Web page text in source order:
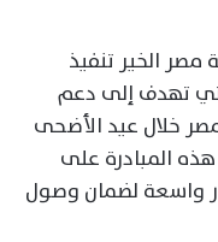
الخير تنفيذ
تهدف إلى دعم
مصر خلال عيد الأضحى
المبادرة على
واسعة لضمان وصول